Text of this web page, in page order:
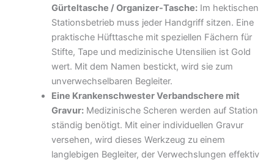
Gürteltasche / Organizer-Tasche:Im hektischen
Stationsbetrieb muss jeder Handgriff sitzen. Eine
praktische Hüfttasche mit speziellen Fächern für
Stifte, Tape und medizinische Utensilien ist Gold
wert. Mit dem Namen bestickt, wird sie zum
unverwechselbaren Begleiter.
Eine Krankenschwester Verbandschere mit
Gravur:Medizinische Scheren werden auf Station
ständig benötigt. Mit einer individuellen Gravur
versehen, wird dieses Werkzeug zu einem
langlebigen Begleiter, der Verwechslungen effektiv